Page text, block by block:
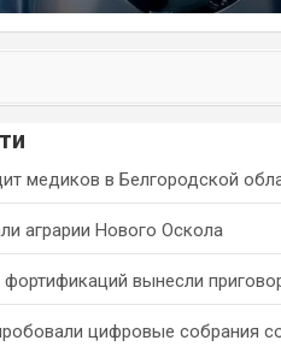
медиков в Белгородской
аграрии Нового Оскола
вынесли
цифровые собрания